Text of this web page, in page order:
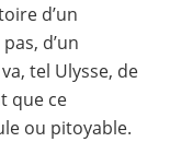
d’un
d’un
tel Ulysse, de
que ce
ou pitoyable.